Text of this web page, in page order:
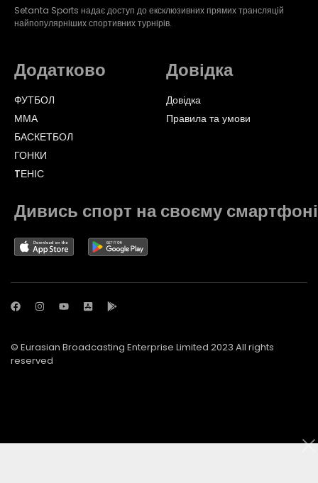
Setanta Sports надає доступ до ексклюзивних прямих трансляцій
найпопулярніших спортивних турнірів.
Додатково
ФУТБОЛ
ММА
БАСКЕТБОЛ
ГОНКИ
TЕНІС
Довідка
Довідка
Правила та умови
Дивись спорт на своєму смартфоні
© Eurasian Broadcasting Enterprise Limited 2023 All rights
reserved